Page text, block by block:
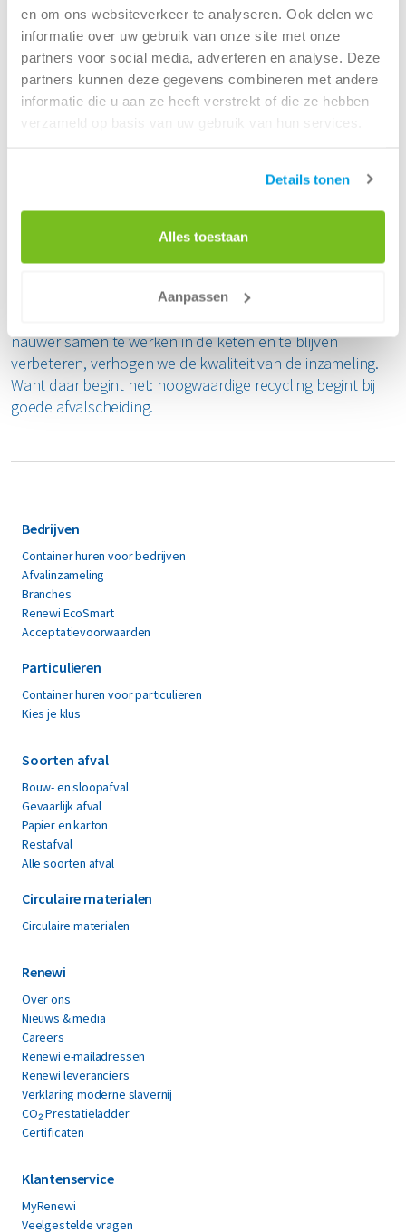
en om ons websiteverkeer te analyseren. Ook delen we
informatie over uw gebruik van onze site met onze
partners voor social media, adverteren en analyse. Deze
partners kunnen deze gegevens combineren met andere
informatie die u aan ze heeft verstrekt of die ze hebben
verzameld op basis van uw gebruik van hun services.
Details tonen
Alles toestaan
Aanpassen
Gerichte verbeteracties in de keten
De inzichten zijn gedeeld met alle betrokken partijen.
Samen wordt gewerkt aan gerichte verbeteracties,
bijvoorbeeld op het gebied van juiste belading, instructies
Het onderzoek sluit aan op een breder traject van
inzamelmiddelen en de bebording op milieustraten wordt
Samen de kwaliteit verder verhogen
nauwer samen te werken in de keten en te blijven
verbeteren, verhogen we de kwaliteit van de inzameling.
Want daar begint het: hoogwaardige recycling begint bij
goede afvalscheiding.
Bedrijven
Container huren voor bedrijven
Afvalinzameling
Branches
Renewi EcoSmart
Acceptatievoorwaarden
Particulieren
Container huren voor particulieren
Kies je klus
Soorten afval
Bouw- en sloopafval
Gevaarlijk afval
Papier en karton
Restafval
Alle soorten afval
Circulaire materialen
Circulaire materialen
Renewi
Over ons
Nieuws & media
Careers
Renewi e-mailadressen
Renewi leveranciers
Verklaring moderne slavernij
CO₂ Prestatieladder
Certificaten
Klantenservice
MyRenewi
Veelgestelde vragen